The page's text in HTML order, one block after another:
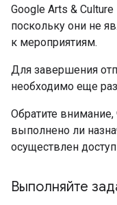
Google Arts &
поскольку они не
к мероприятиям.
Для завершения
необходимо еще
Обратите внимание,
выполнено ли
осуществлен
Выполняйте